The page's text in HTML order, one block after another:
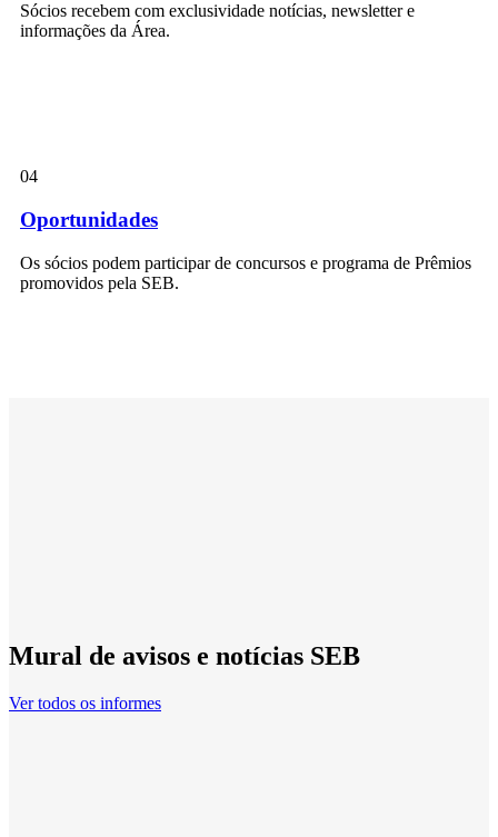
Sócios recebem com exclusividade notícias, newsletter e
informações da Área.
04
Oportunidades
Os sócios podem participar de concursos e programa de Prêmios
promovidos pela SEB.
Mural de avisos e notícias SEB
Ver todos os informes